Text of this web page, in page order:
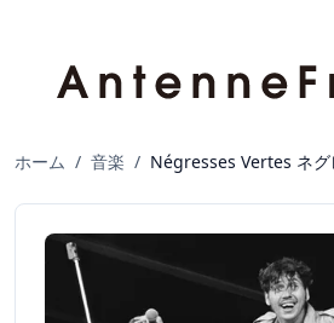
ホーム / 音楽 / Négresses Vertes ネグ